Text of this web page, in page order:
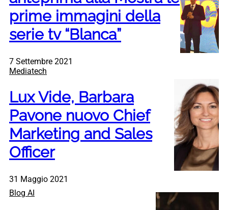
prime immagini della
serie tv “Blanca”
7 Settembre 2021
Mediatech
Lux Vide, Barbara
Pavone nuovo Chief
Marketing and Sales
Officer
31 Maggio 2021
Blog AI